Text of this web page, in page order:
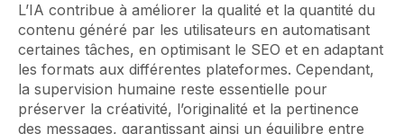
L’IA contribue à améliorer la qualité et la quantité du
contenu généré par les utilisateurs en automatisant
certaines tâches, en optimisant le SEO et en adaptant
les formats aux différentes plateformes. Cependant,
la supervision humaine reste essentielle pour
préserver la créativité, l’originalité et la pertinence
des messages, garantissant ainsi un équilibre entre